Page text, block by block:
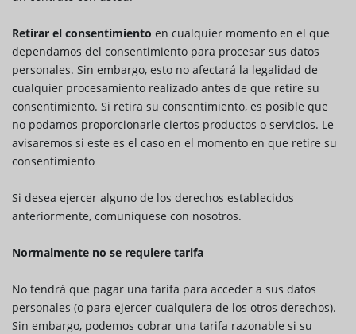
Retirar el consentimiento en cualquier momento en el que
dependamos del consentimiento para procesar sus datos
personales. Sin embargo, esto no afectará la legalidad de
cualquier procesamiento realizado antes de que retire su
consentimiento. Si retira su consentimiento, es posible que
no podamos proporcionarle ciertos productos o servicios. Le
avisaremos si este es el caso en el momento en que retire su
consentimiento
Si desea ejercer alguno de los derechos establecidos
anteriormente, comuníquese con nosotros.
Normalmente no se requiere tarifa
No tendrá que pagar una tarifa para acceder a sus datos
personales (o para ejercer cualquiera de los otros derechos).
Sin embargo, podemos cobrar una tarifa razonable si su